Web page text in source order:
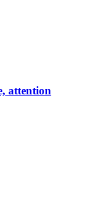
attention